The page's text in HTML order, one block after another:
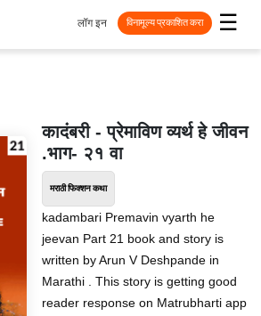
☰
लॉग इन विनामूल्य प्रकाशित करा
कादंबरी - प्रेमाविण व्यर्थ हे जीवन
.भाग- २१ वा
मराठी फिक्शन कथा
kadambari Premavin vyarth he
jeevan Part 21 book and story is
written by Arun V Deshpande in
Marathi . This story is getting good
reader response on Matrubharti app